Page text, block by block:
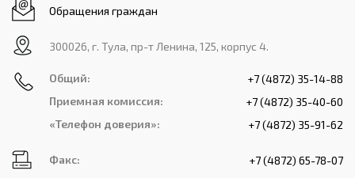
Обращения граждан
300026, г. Тула, пр-т Ленина, 125, корпус 4.
Общий:
+7 (4872) 35-14-88
Приемная комиссия:
+7 (4872) 35-40-60
«Телефон доверия»:
+7 (4872) 35-91-62
Факс: +7 (4872) 65-78-07